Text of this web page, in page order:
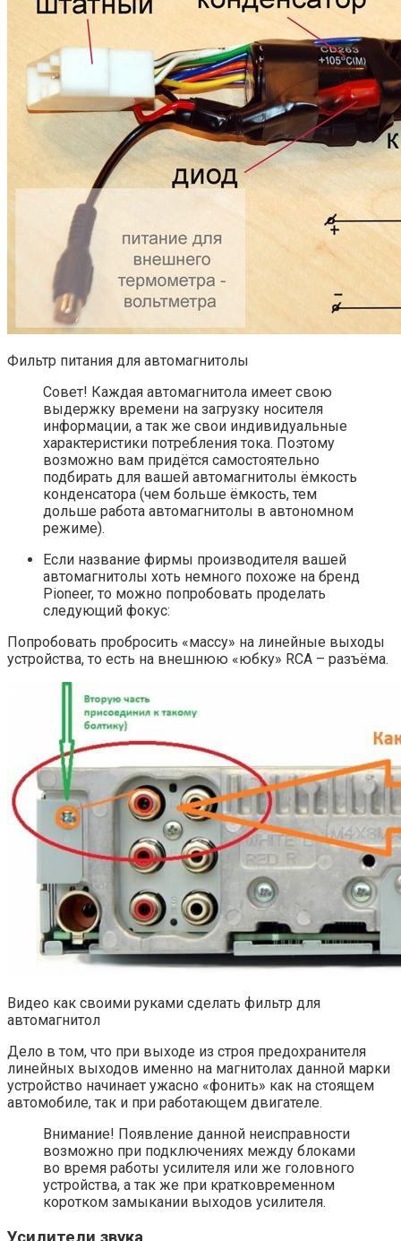
Фильтр питания для автомагнитолы
Совет! Каждая автомагнитола имеет свою
выдержку времени на загрузку носителя
информации, а так же свои индивидуальные
характеристики потребления тока. Поэтому
возможно вам придётся самостоятельно
подбирать для вашей автомагнитолы ёмкость
конденсатора (чем больше ёмкость, тем
дольше работа автомагнитолы в автономном
режиме).
Если название фирмы производителя вашей
автомагнитолы хоть немного похоже на бренд
Pioneer, то можно попробовать проделать
следующий фокус:
Попробовать пробросить «массу» на линейные выходы
устройства, то есть на внешнюю «юбку» RCA – разъёма.
Видео как своими руками сделать фильтр для
автомагнитол
Дело в том, что при выходе из строя предохранителя
линейных выходов именно на магнитолах данной марки
устройство начинает ужасно «фонить» как на стоящем
автомобиле, так и при работающем двигателе.
Внимание! Появление данной неисправности
возможно при подключениях между блоками
во время работы усилителя или же головного
устройства, а так же при кратковременном
коротком замыкании выходов усилителя.